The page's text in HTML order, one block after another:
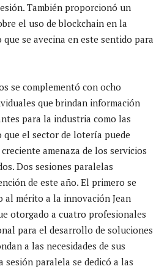
También proporcionó un
el uso de blockchain en la
se avecina en este sentido para
se complementó con ocho
que brindan información
para la industria como las
el sector de lotería puede
amenaza de los servicios
Dos sesiones paralelas
de este año. El primero se
al mérito a la innovación Jean
otorgado a cuatro profesionales
para el desarrollo de soluciones
a las necesidades de sus
sesión paralela se dedicó a las